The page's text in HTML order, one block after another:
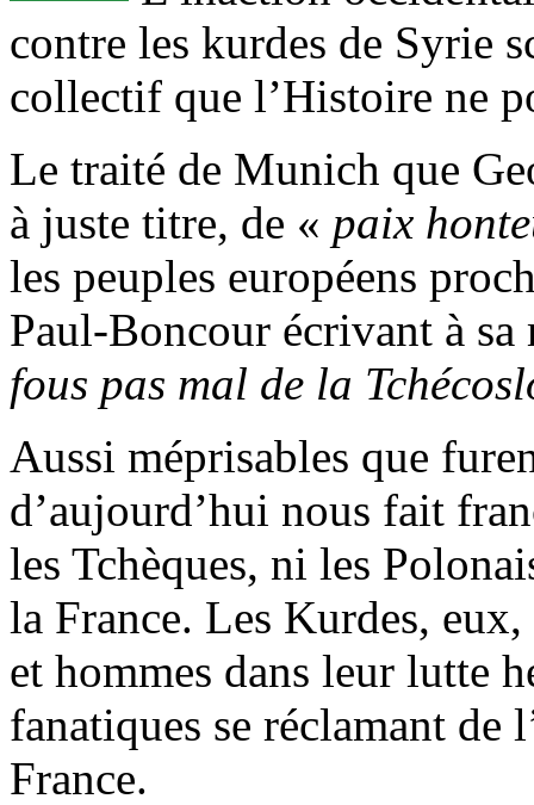
contre les kurdes de Syrie
collectif que l’Histoire ne
Le traité de Munich que
à juste titre, de « paix
les peuples européens
Paul-Boncour écrivant à
fous pas mal de la
Aussi méprisables que
d’aujourd’hui nous fait
les Tchèques, ni les
la France. Les Kurdes,
et hommes dans leur lutte
fanatiques se réclamant de
France.